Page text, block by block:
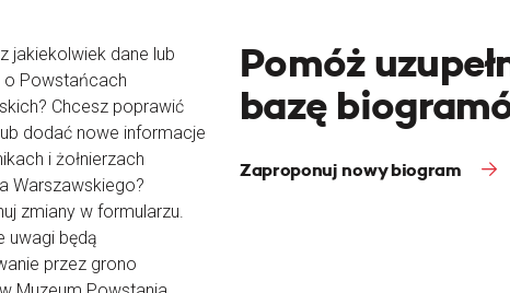
jakiekolwiek dane lub
o Powstańcach
Chcesz poprawić
dodać nowe informacje
i żołnierzach
Warszawskiego?
zmiany w formularzu.
uwagi będą
przez grono
Pomóż
bazę
Zaproponuj nowy biogram